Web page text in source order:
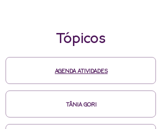
Tópicos
AGENDA ATIVIDADES
TÂNIA GORI